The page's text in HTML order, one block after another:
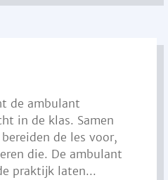
de ambulant
in de klas. Samen
de les voor,
die. De ambulant
praktijk laten...